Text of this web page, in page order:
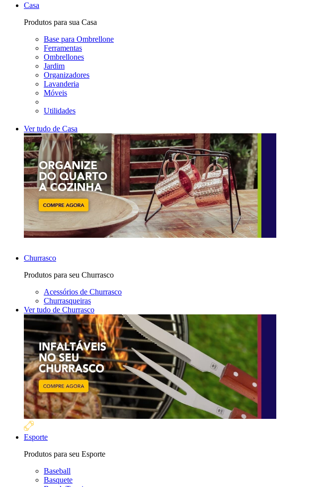
Casa
Produtos para sua Casa
Base para Ombrellone
Ferramentas
Ombrellones
Jardim
Organizadores
Lavanderia
Móveis
Utilidades
Ver tudo de Casa
Churrasco
Produtos para seu Churrasco
Acessórios de Churrasco
Churrasqueiras
Ver tudo de Churrasco
Esporte
Produtos para seu Esporte
Baseball
Basquete